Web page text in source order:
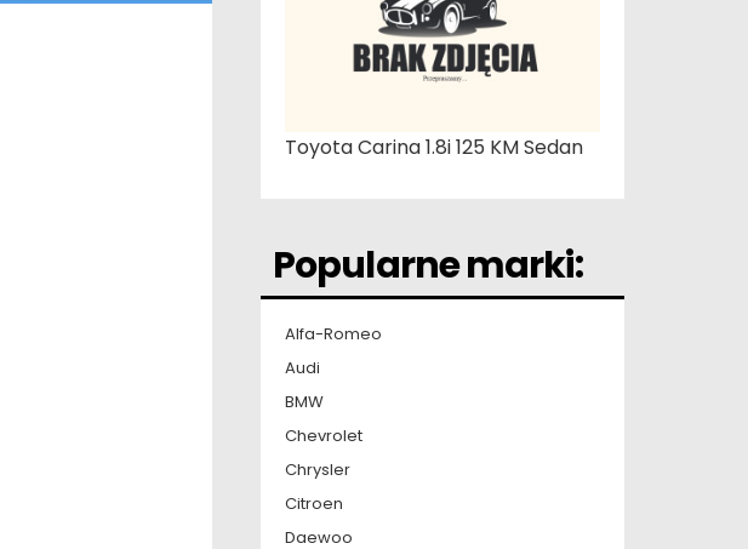
Toyota Carina 1.8i 125 KM Sedan
Popularne marki:
Alfa-Romeo
Audi
BMW
Chevrolet
Chrysler
Citroen
Daewoo